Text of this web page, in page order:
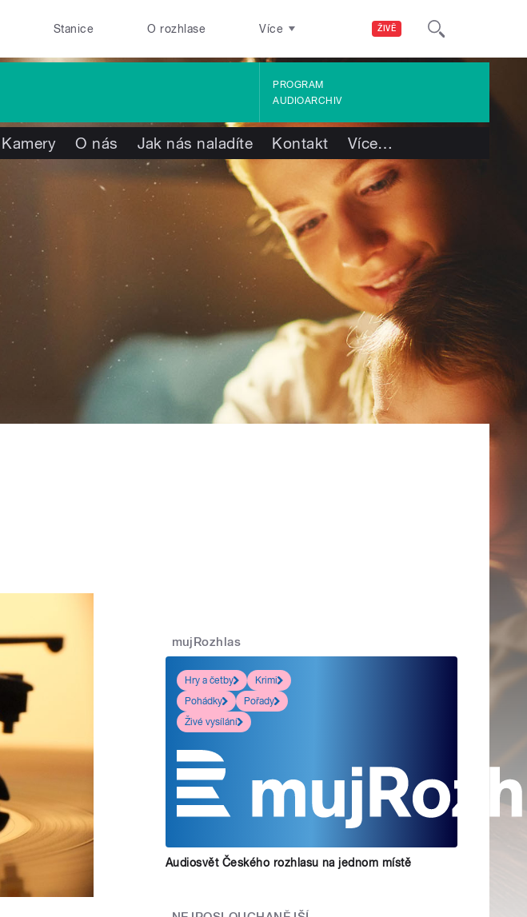
ŽIVĚ
Stanice O rozhlase Více
PROGRAM
AUDIOARCHIV
Kamery O nás Jak nás naladíte Kontakt Více…
mujRozhlas
Hry a četby
Krimi
Pohádky
Pořady
Živé vysílání
Audiosvět Českého rozhlasu na jednom místě